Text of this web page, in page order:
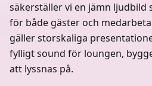
säkerställer vi en jämn ljudbild
för både gäster och
gäller storskaliga
fylligt sound för loungen,
att lyssnas på.